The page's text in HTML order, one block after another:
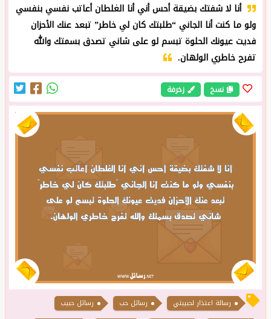
أنا لا شفتك بضيقة أحس أني أنا الغلطان أعاتب نفسي بنفسي
ولو ما كنت أنا الجاني “طلبتك كان لي خاطر” تبعد عنك الأحزان
فديت عيونك الحلوة تبسم لو على شاني تصدق بسمتك والله
تفرح خاطري الولهان.
نسخ زخرفة
رسالة اعتذار لحبيبتي رسائل حب
رسائل حبيب